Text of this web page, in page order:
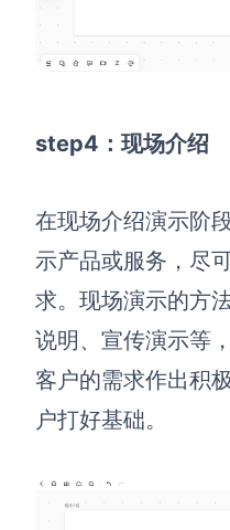
step4：现场介绍
在现场介绍演示阶
示产品或服务，尽
求。现场演示的方
说明、宣传演示等
客户的需求作出积
户打好基础。